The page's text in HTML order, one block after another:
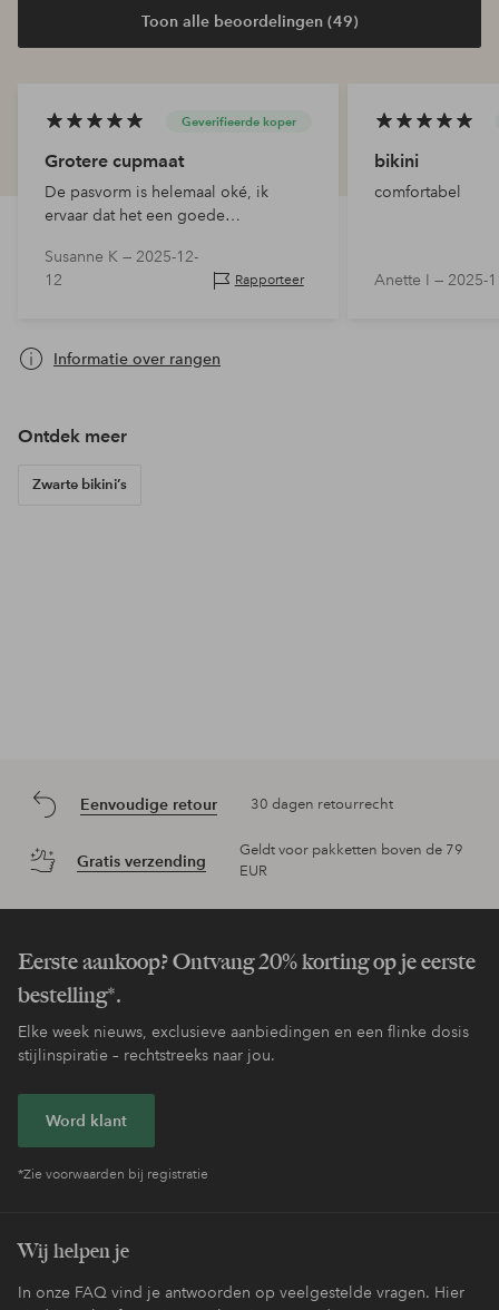
Toon alle beoordelingen (49)
Geverifieerde koper
Grotere cupmaat
De pasvorm is helemaal oké, ik
ervaar dat het een goede
niet mee gezwommen, dus de tijd zal
het uitwijzen
Susanne K — 2025-12-
12
Rapporteer
bikini
comfortabel
Anette I — 2025-
Informatie over rangen
Ontdek meer
Zwarte bikini’s
Eenvoudige retour 30 dagen retourrecht
Gratis verzending
Geldt voor pakketten boven de 79
EUR
Eerste aankoop? Ontvang 20% korting op je eerste
bestelling*.
Elke week nieuws, exclusieve aanbiedingen en een flinke dosis
stijlinspiratie – rechtstreeks naar jou.
Word klant
*Zie voorwaarden bij registratie
Wij helpen je
In onze FAQ vind je antwoorden op veelgestelde vragen. Hier